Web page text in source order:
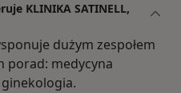
KLINIKA SATINELL,
dużym zespołem
porad: medycyna